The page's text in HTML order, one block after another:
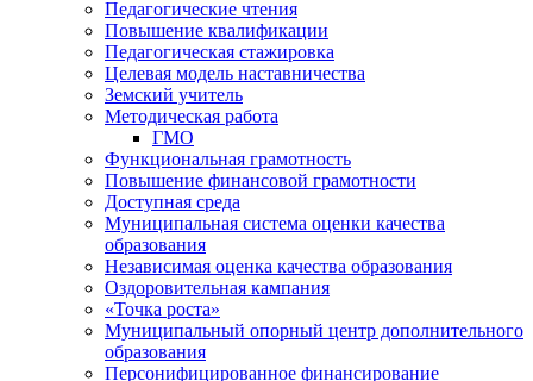
Педагогические чтения
Повышение квалификации
Педагогическая стажировка
Целевая модель наставничества
Земский учитель
Методическая работа
ГМО
Функциональная грамотность
Повышение финансовой грамотности
Доступная среда
Муниципальная система оценки качества
образования
Независимая оценка качества образования
Оздоровительная кампания
«Точка роста»
Муниципальный опорный центр дополнительного
образования
Персонифицированное финансирование